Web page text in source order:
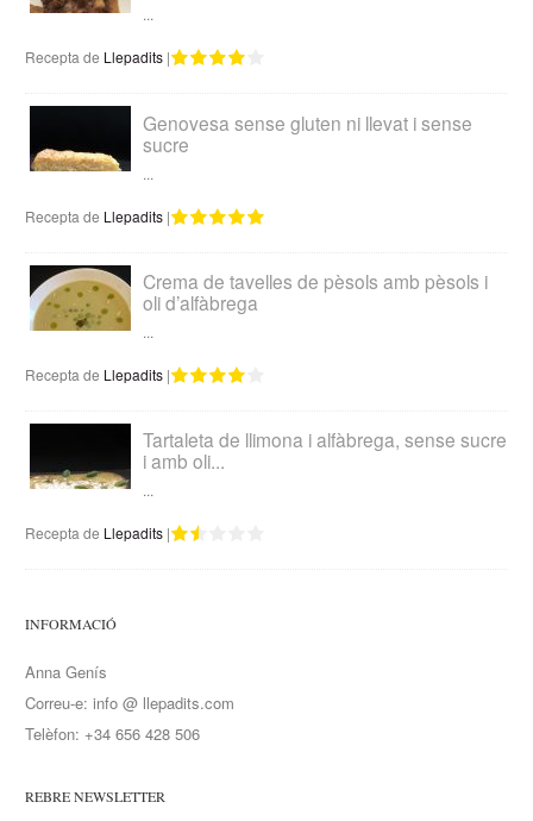
...
Recepta de Llepadits |
Genovesa sense gluten ni llevat i sense
sucre
...
Recepta de Llepadits |
Crema de tavelles de pèsols amb pèsols i
oli d’alfàbrega
...
Recepta de Llepadits |
Tartaleta de llimona i alfàbrega, sense sucre
i amb oli...
...
Recepta de Llepadits |
INFORMACIÓ
Anna Genís
Correu-e: info @ llepadits.com
Telèfon: +34 656 428 506
REBRE NEWSLETTER